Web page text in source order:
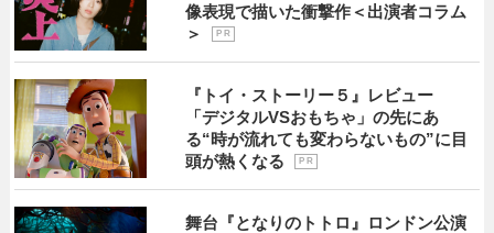
像表現で描いた衝撃作＜出演者コラム
＞
P R
『トイ・ストーリー５』レビュー
「デジタルVSおもちゃ」の先にあ
る“時が流れても変わらないもの”に目
頭が熱くなる
P R
舞台『となりのトトロ』ロンドン公演